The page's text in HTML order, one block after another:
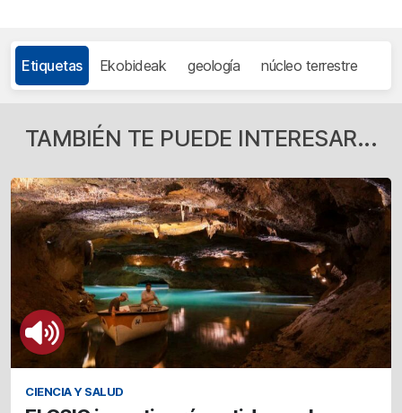
Etiquetas Ekobideak geología núcleo terrestre
TAMBIÉN TE PUEDE INTERESAR...
CIENCIA Y SALUD